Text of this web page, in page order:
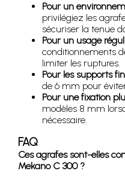
Pour un
privilégiez les
sécuriser la tenue
Pour un usage
conditionnements
limiter les ruptures.
Pour les supports
de 6 mm pour
Pour une fixation
modèles 8 mm
nécessaire.
FAQ
Ces agrafes sont-elles
Mekano C 300 ?